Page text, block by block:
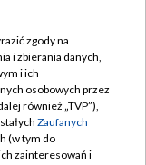
zgody na
i zbierania danych,
i ich
osobowych przez
również „TVP”),
Zaufanych
(w tym do
zainteresowań i